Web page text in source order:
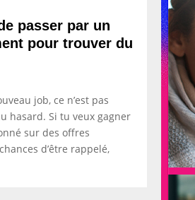
passer par un
pour trouver du
job, ce n’est pas
hasard. Si tu veux gagner
sur des offres
d’être rappelé,